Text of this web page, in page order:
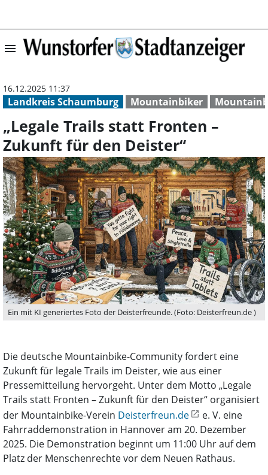
menu „Legale Trails
Landkreis Schaumburg Mountainbiker
16.12.2025 11:37
„Legale Trails statt Fronten –
Zukunft für den Deister“
Ein mit KI generiertes Foto der Deisterfreunde. (Foto: Deisterfreun.de )
Die deutsche Mountainbike-Community fordert eine
Zukunft für legale Trails im Deister, wie aus einer
Pressemitteilung hervorgeht. Unter dem Motto „Legale
Trails statt Fronten – Zukunft für den Deister“ organisiert
der Mountainbike-Verein Deisterfreun.de
e. V. eine
Fahrraddemonstration in Hannover am 20. Dezember
2025. Die Demonstration beginnt um 11:00 Uhr auf dem
Platz der Menschenrechte vor dem Neuen Rathaus.